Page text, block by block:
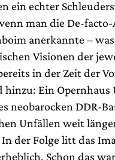
ein echter
man die De-
anerkannte –
Visionen der
in der Zeit der
hinzu: Ein Opernhaus
neobarocken DDR-
Unfällen weit
der Folge litt das
Schon das